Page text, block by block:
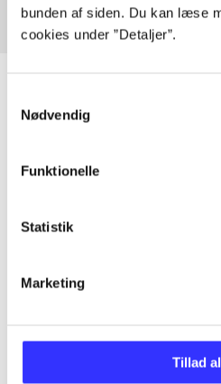
bunden af siden. Du kan læse
cookies under ”Detaljer”.
Nødvendig
Funktionelle
Statistik
Marketing
Tillad
Alle registrerede artikler
...